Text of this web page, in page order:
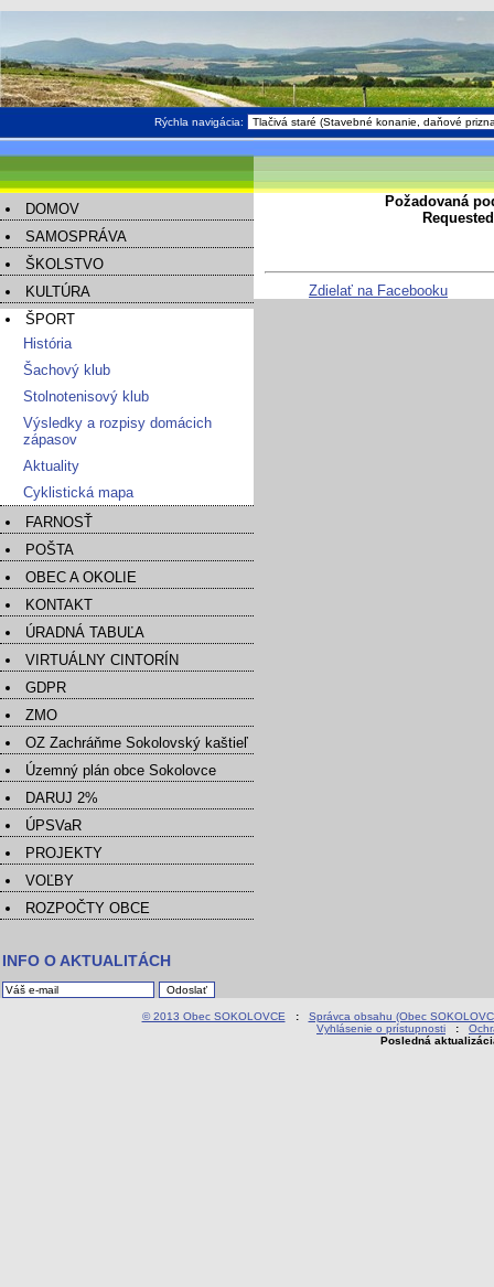
Rýchla navigácia:
DOMOV
SAMOSPRÁVA
ŠKOLSTVO
KULTÚRA
ŠPORT
História
Šachový klub
Stolnotenisový klub
Výsledky a rozpisy domácich
zápasov
Aktuality
Cyklistická mapa
FARNOSŤ
POŠTA
OBEC A OKOLIE
KONTAKT
ÚRADNÁ TABUĽA
VIRTUÁLNY CINTORÍN
GDPR
ZMO
OZ Zachráňme Sokolovský kaštieľ
Územný plán obce Sokolovce
DARUJ 2%
ÚPSVaR
PROJEKTY
VOĽBY
ROZPOČTY OBCE
INFO O AKTUALITÁCH
Požadovaná
Zdielať na Facebooku
© 2013 Obec SOKOLOVCE : Správca obsahu (Obec
Vyhlásenie o prístupnosti :
Posledná